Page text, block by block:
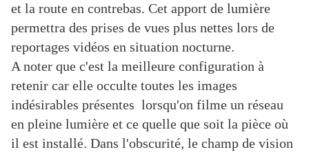
et la route en contrebas. Cet apport de lumière
permettra des prises de vues plus nettes lors de
reportages vidéos en situation nocturne.
A noter que c'est la meilleure configuration à
retenir car elle occulte toutes les images
indésirables présentes lorsqu'on filme un réseau
en pleine lumière et ce quelle que soit la pièce où
il est installé. Dans l'obscurité, le champ de vision